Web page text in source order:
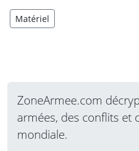
Matériel
ZoneArmee.com
armées, des conflits et
mondiale.